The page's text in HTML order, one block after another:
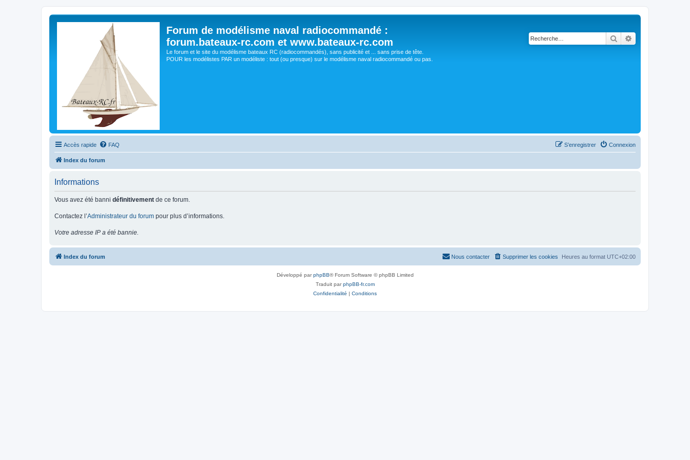
Forum de modélisme naval radiocommandé :
forum.bateaux-rc.com et www.bateaux-rc.com
Le forum et le site du modélisme bateaux RC (radiocommandés), sans publicité et ... sans prise de tête.
POUR les modélistes PAR un modéliste : tout (ou presque) sur le modélisme naval radiocommandé ou pas.
Rechercher
Accès rapide FAQ Connexion
S’enregistrer
Index du forum
Informations
Vous avez été banni définitivement de ce forum.
Contactez l’Administrateur du forum pour plus d’informations.
Votre adresse IP a été bannie.
Index du forum Heures au format UTC+02:00
Supprimer les cookies
Nous contacter
Développé parphpBB® Forum Software © phpBB Limited
Traduit parphpBB-fr.com
Confidentialité | Conditions